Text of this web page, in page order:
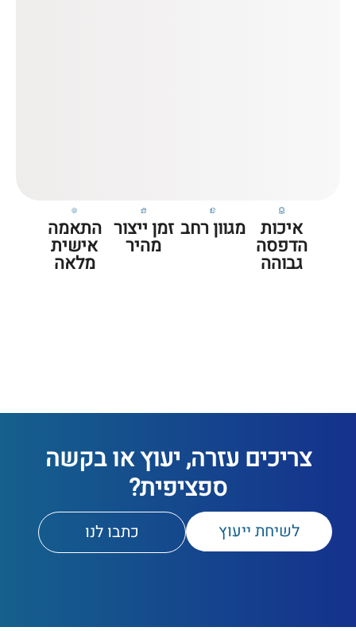
איכות
הדפסה
גבוהה
מגוון רחב זמן ייצור
מהיר
התאמה
אישית
מלאה
צריכים עזרה, יעוץ או בקשה
ספציפית?
לשיחת ייעוץ כתבו לנו